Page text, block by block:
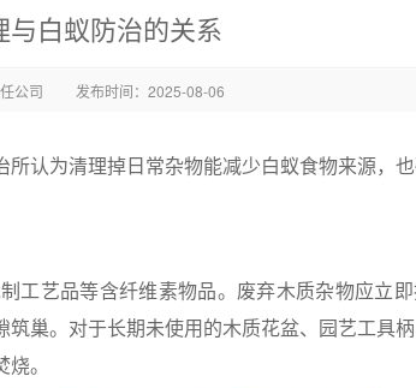
白蚁防治的关系
公司 发布时间：2025-08-06
认为清理掉日常杂物能减少白蚁食物来源，
工艺品等含纤维素物品。废弃木质杂物应立
巢。对于长期未使用的木质花盆、园艺工具
。